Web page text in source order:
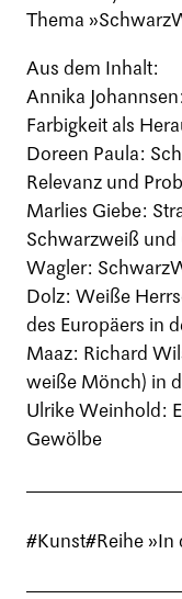
Thema
Aus dem Inhalt:
Annika
Farbigkeit als
Doreen Paula:
Relevanz und
Marlies Giebe:
Schwarzweiß und
Wagler:
Dolz: Weiße
des Europäers in
Maaz: Richard
weiße Mönch) in
Ulrike Weinhold:
Gewölbe
#Kunst#Reihe »In